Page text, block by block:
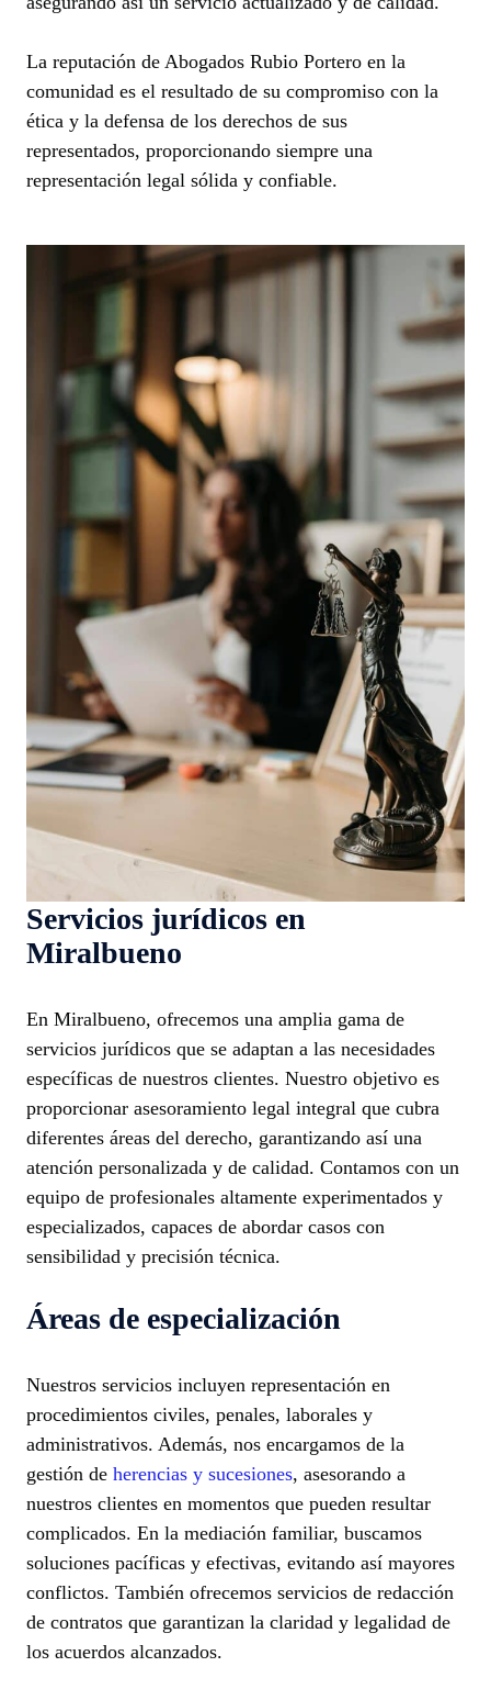
La reputación de Abogados Rubio Portero en la
comunidad es el resultado de su compromiso con la
ética y la defensa de los derechos de sus
representados, proporcionando siempre una
representación legal sólida y confiable.
Servicios jurídicos en
Miralbueno
En Miralbueno, ofrecemos una amplia gama de
servicios jurídicos que se adaptan a las necesidades
específicas de nuestros clientes. Nuestro objetivo es
proporcionar asesoramiento legal integral que cubra
diferentes áreas del derecho, garantizando así una
atención personalizada y de calidad. Contamos con un
equipo de profesionales altamente experimentados y
especializados, capaces de abordar casos con
sensibilidad y precisión técnica.
Áreas de especialización
Nuestros servicios incluyen representación en
procedimientos civiles, penales, laborales y
administrativos. Además, nos encargamos de la
gestión de herencias y sucesiones, asesorando a
nuestros clientes en momentos que pueden resultar
complicados. En la mediación familiar, buscamos
soluciones pacíficas y efectivas, evitando así mayores
conflictos. También ofrecemos servicios de redacción
de contratos que garantizan la claridad y legalidad de
los acuerdos alcanzados.